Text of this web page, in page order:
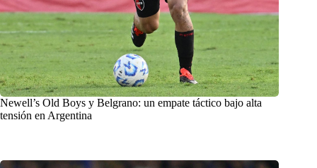
Newell’s Old Boys y Belgrano: un empate táctico bajo alta
tensión en Argentina